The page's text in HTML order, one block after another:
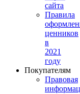
сайта
Правила
ценников
в
2021
году
Покупателям
Правовая